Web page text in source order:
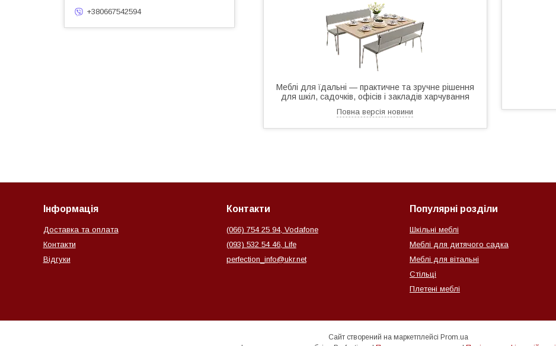
Меблі для їдальні — практичне та зручне рішення
для шкіл, садочків, офісів і закладів харчування
Повна версія новини
+380667542594
Інформація
Доставка та оплата
Контакти
Відгуки
Контакти
(066) 754 25 94, Vodafone
(093) 532 54 46, Life
perfection_info@ukr.net
Популярні розділи
Шкільні меблі
Меблі для дитячого садка
Меблі для вітальні
Стільці
Плетені меблі
Сайт створений на маркетплейсі Prom.ua